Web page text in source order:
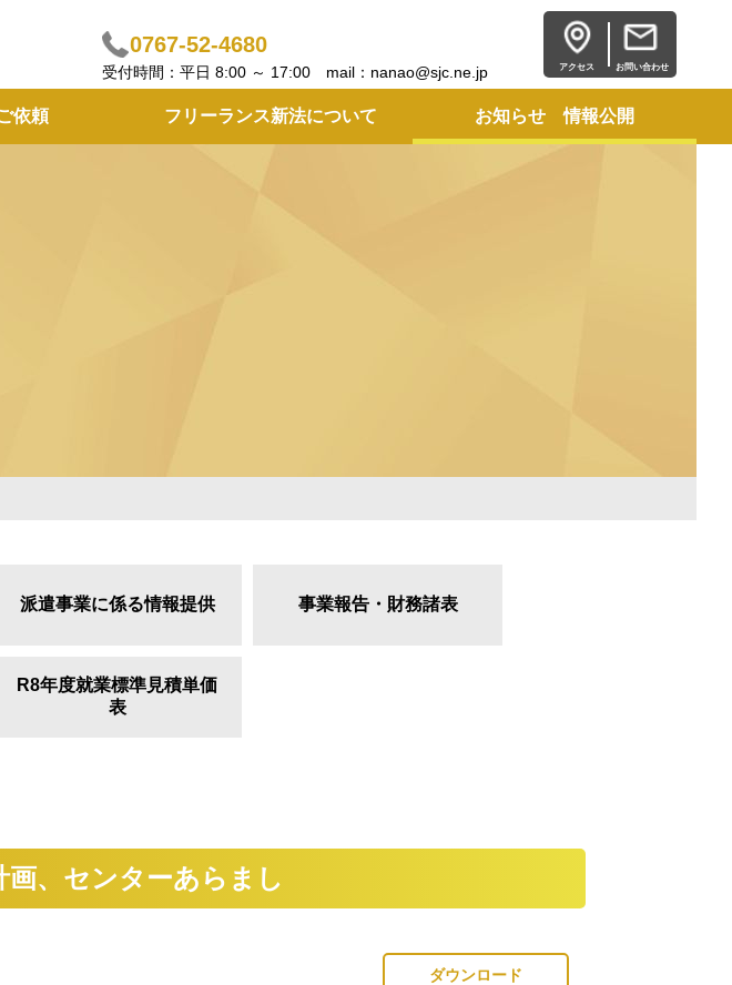
0767-52-4680
受付時間：平日 8:00 ～ 17:00 mail：nanao@sjc.ne.jp アクセス お問い合わせ
依頼 フリーランス新法について お知らせ 情報公開
派遣事業に係る情報提供 事業報告・財務諸表
R8年度就業標準見積単価
表
、センターあらまし
ダウンロード